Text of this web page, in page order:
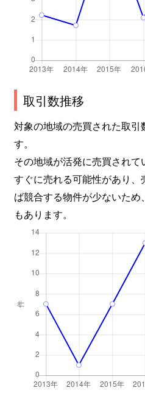
取引数推移
対象の地域の売買された取
す。
その地域が活発に売買され
すぐに売れる可能性があり
ば競合する物件が少ないた
もあります。